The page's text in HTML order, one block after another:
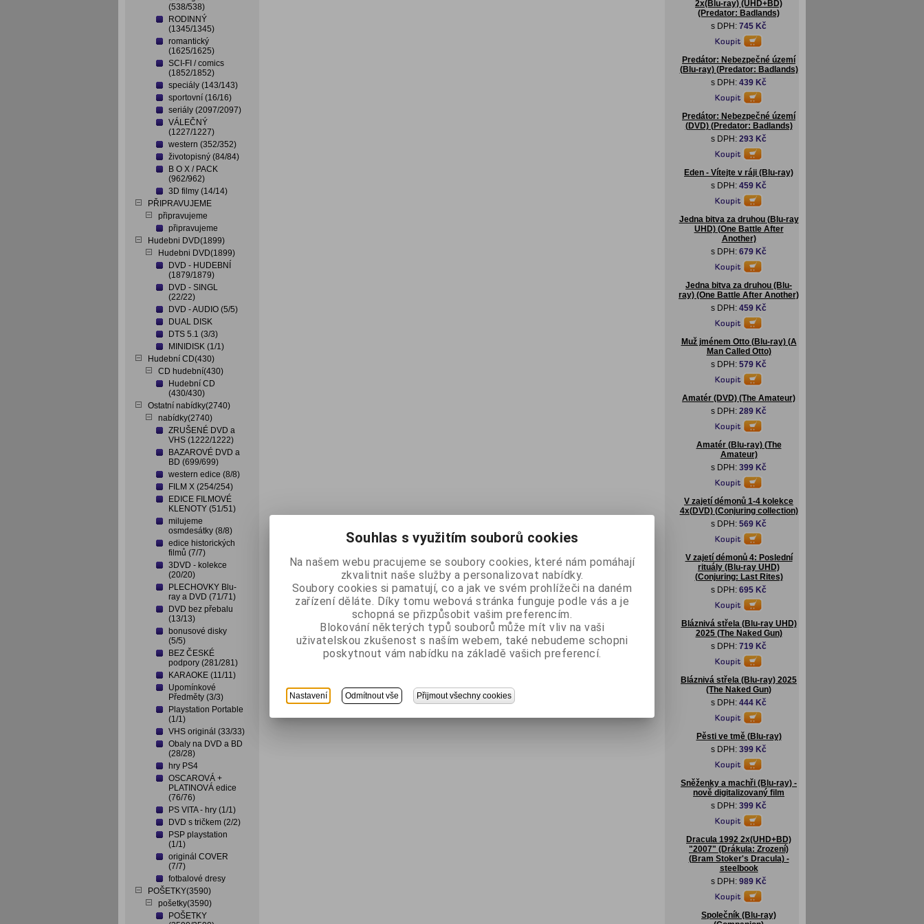
(538/538)
RODINNÝ
(1345/1345)
romantický
(1625/1625)
SCI-FI / comics
(1852/1852)
speciály (143/143)
sportovní (16/16)
seriály (2097/2097)
VÁLEČNÝ
(1227/1227)
western (352/352)
životopisný (84/84)
B O X / PACK
(962/962)
3D filmy (14/14)
PŘIPRAVUJEME
připravujeme
připravujeme
Hudebni DVD(1899)
Hudebni DVD(1899)
DVD - HUDEBNÍ
(1879/1879)
DVD - SINGL
(22/22)
DVD - AUDIO (5/5)
DUAL DISK
DTS 5.1 (3/3)
MINIDISK (1/1)
Hudební CD(430)
CD hudební(430)
Hudební CD
(430/430)
Ostatní nabídky(2740)
nabídky(2740)
ZRUŠENÉ DVD a
VHS (1222/1222)
BAZAROVÉ DVD a
BD (699/699)
western edice (8/8)
FILM X (254/254)
EDICE FILMOVÉ
KLENOTY (51/51)
milujeme
osmdesátky (8/8)
edice historických
filmů (7/7)
3DVD - kolekce
(20/20)
PLECHOVKY Blu-
ray a DVD (71/71)
DVD bez přebalu
(13/13)
bonusové disky
(5/5)
BEZ ČESKÉ
podpory (281/281)
KARAOKE (11/11)
Upomínkové
Předměty (3/3)
Playstation Portable
(1/1)
VHS originál (33/33)
Obaly na DVD a BD
(28/28)
hry PS4
OSCAROVÁ +
PLATINOVÁ edice
(76/76)
PS VITA - hry (1/1)
DVD s tričkem (2/2)
PSP playstation
(1/1)
originál COVER
(7/7)
fotbalové dresy
POŠETKY(3590)
pošetky(3590)
POŠETKY
2x(Blu-ray) (UHD+BD)
(Predator: Badlands)
s DPH: 745 Kč
Predátor: Nebezpečné území
(Blu-ray) (Predator: Badlands)
s DPH: 439 Kč
Predátor: Nebezpečné území
(DVD) (Predator: Badlands)
s DPH: 293 Kč
Eden - Vítejte v ráji (Blu-ray)
s DPH: 459 Kč
Jedna bitva za druhou (Blu-ray
UHD) (One Battle After
Another)
s DPH: 679 Kč
Jedna bitva za druhou (Blu-
ray) (One Battle After Another)
s DPH: 459 Kč
Muž jménem Otto (Blu-ray) (A
Man Called Otto)
s DPH: 579 Kč
Amatér (DVD) (The Amateur)
s DPH: 289 Kč
Amatér (Blu-ray) (The
Amateur)
s DPH: 399 Kč
V zajetí démonů 1-4 kolekce
4x(DVD) (Conjuring collection)
s DPH: 569 Kč
V zajetí démonů 4: Poslední
rituály (Blu-ray UHD)
(Conjuring: Last Rites)
s DPH: 695 Kč
Bláznivá střela (Blu-ray UHD)
2025 (The Naked Gun)
s DPH: 719 Kč
Bláznivá střela (Blu-ray) 2025
(The Naked Gun)
s DPH: 444 Kč
Pěsti ve tmě (Blu-ray)
s DPH: 399 Kč
Sněženky a machři (Blu-ray) -
nově digitalizovaný film
s DPH: 399 Kč
Dracula 1992 2x(UHD+BD)
"2007" (Drákula: Zrození)
(Bram Stoker's Dracula) -
steelbook
s DPH: 989 Kč
Společník (Blu-ray)
Souhlas s využitím souborů cookies
Na našem webu pracujeme se soubory cookies, které nám pomáhají
zkvalitnit naše služby a personalizovat nabídky.
Soubory cookies si pamatují, co a jak ve svém prohlížeči na daném
zařízení děláte. Díky tomu webová stránka funguje podle vás a je
schopná se přizpůsobit vašim preferencím.
Blokování některých typů souborů může mít vliv na vaši
uživatelskou zkušenost s naším webem, také nebudeme schopni
poskytnout vám nabídku na základě vašich preferencí.
Nastavení Odmítnout vše Přijmout všechny cookies